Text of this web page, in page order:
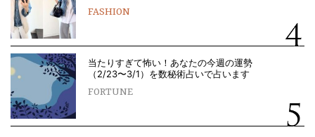
FASHION
当たりすぎて怖い！あなたの今週の運勢
（2/23〜3/1）を数秘術占いで占います
FORTUNE